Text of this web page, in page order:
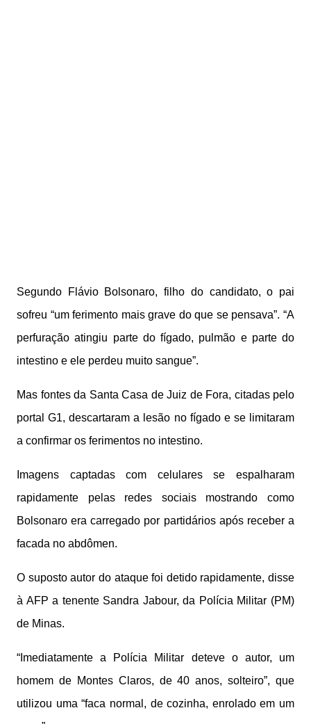
Segundo Flávio Bolsonaro, filho do candidato, o pai
sofreu “um ferimento mais grave do que se pensava”. “A
perfuração atingiu parte do fígado, pulmão e parte do
intestino e ele perdeu muito sangue”.
Mas fontes da Santa Casa de Juiz de Fora, citadas pelo
portal G1, descartaram a lesão no fígado e se limitaram
a confirmar os ferimentos no intestino.
Imagens captadas com celulares se espalharam
rapidamente pelas redes sociais mostrando como
Bolsonaro era carregado por partidários após receber a
facada no abdômen.
O suposto autor do ataque foi detido rapidamente, disse
à AFP a tenente Sandra Jabour, da Polícia Militar (PM)
de Minas.
“Imediatamente a Polícia Militar deteve o autor, um
homem de Montes Claros, de 40 anos, solteiro”, que
utilizou uma “faca normal, de cozinha, enrolado em um